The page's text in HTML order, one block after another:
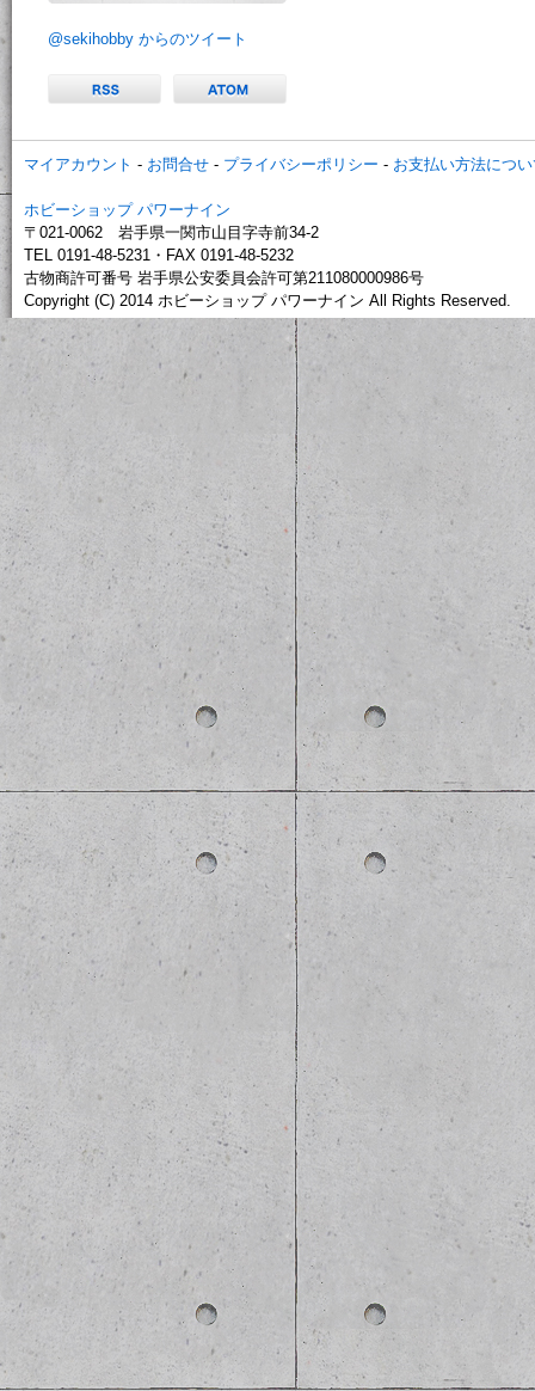
@sekihobby からのツイート
マイアカウント - お問合せ - プライバシーポリシー - お支払い方法につ
ホビーショップ パワーナイン
〒021-0062 岩手県一関市山目字寺前34-2
TEL 0191-48-5231・FAX 0191-48-5232
古物商許可番号 岩手県公安委員会許可第211080000986号
Copyright (C) 2014 ホビーショップ パワーナイン All Rights Reserved.